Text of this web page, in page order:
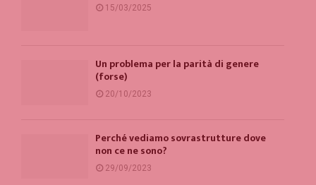
15/03/2025
Un problema per la parità di genere
(forse)
20/10/2023
Perché vediamo sovrastrutture dove
non ce ne sono?
29/09/2023